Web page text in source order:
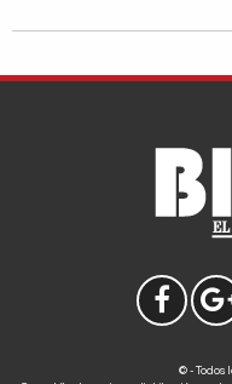
© - Todos